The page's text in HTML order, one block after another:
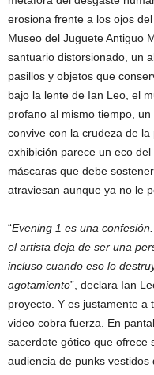
erosiona frente a los ojos
Museo del Juguete Antiguo
santuario distorsionado, un
pasillos y objetos que
bajo la lente de Ian Leo, el
profano al mismo tiempo,
convive con la crudeza de
exhibición parece un eco
máscaras que debe
atraviesan aunque ya no le
“Evening 1 es una
el artista deja de ser una
incluso cuando eso lo
agotamiento”, declara Ian
proyecto. Y es justamente a
video cobra fuerza. En
sacerdote gótico que ofrece
audiencia de punks